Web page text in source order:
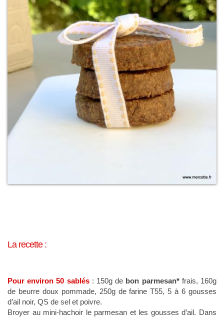
La recette:
Pour environ 50 sablés: 150g de bon parmesan*frais, 160g
de beurre doux pommade, 250g de farine T55, 5 à 6 gousses
d’ail noir, QS de sel et poivre.
Broyer au mini-hachoir le parmesan et les gousses d’ail. Dans